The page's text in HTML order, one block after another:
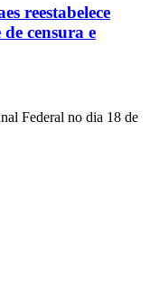
reestabelece
censura e
Federal no dia 18 de